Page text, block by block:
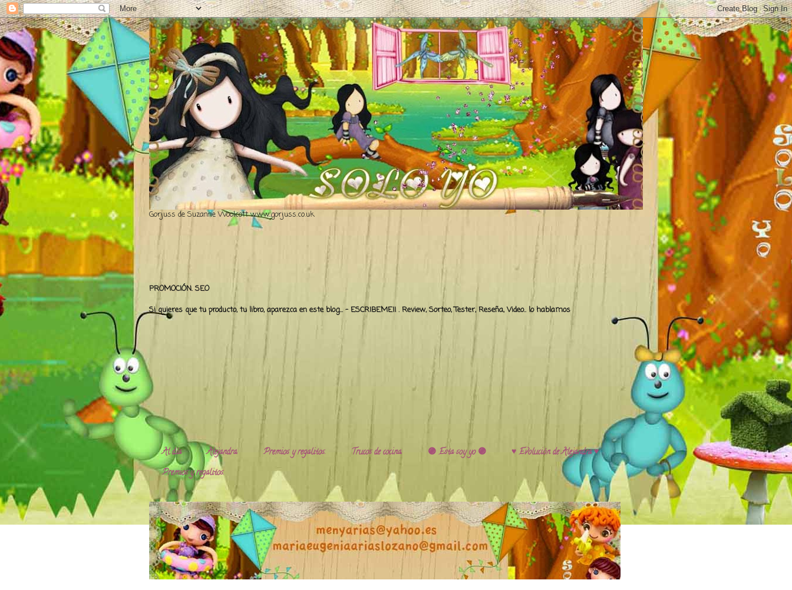
Gorjuss de Suzanne Woolcott www.gorjuss.co.uk
PROMOCIÓN. SEO
Si quieres que tu producto, tu libro, aparezca en este blog... - ESCRIBEME!! . Review, Sorteo, Tester, Reseña, Video.. lo hablamos
Al día Alejandra. Premios y regalitos. Trucos de cocina. 🟣 Esta soy yo 🟣
♥️ Evolución de Alejandra ♥️
Premios y regalitos.